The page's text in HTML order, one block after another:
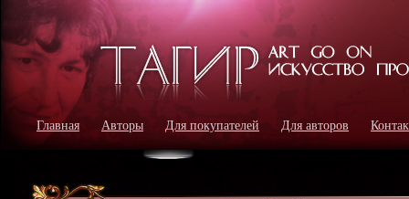
Главная Авторы Для покупателей Для авторов